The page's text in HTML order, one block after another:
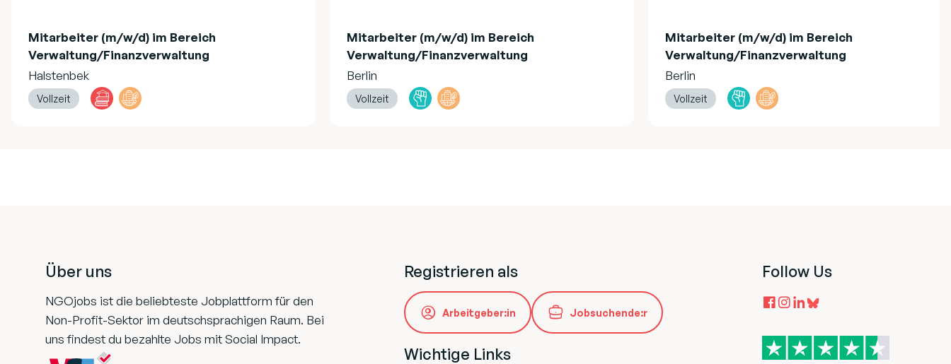
Mitarbeiter (m/w/d) im Bereich
Verwaltung/Finanzverwaltung
Halstenbek
Vollzeit
Mitarbeiter (m/w/d) im Bereich
Verwaltung/Finanzverwaltung
Berlin
Vollzeit
Mitarbeiter (m/w/d) im Bereich
Verwaltung/Finanzverwaltung
Berlin
Vollzeit
Über uns
NGOjobs ist die beliebteste Jobplattform für den
Non-Profit-Sektor im deutschsprachigen Raum. Bei
uns findest du bezahlte Jobs mit Social Impact.
Registrieren als
Arbeitgeber:in Jobsuchende:r
Wichtige Links
Follow Us